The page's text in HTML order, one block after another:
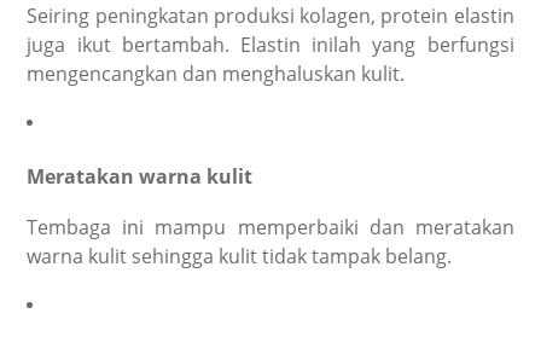
Seiring peningkatan produksi kolagen, protein elastin
juga ikut bertambah. Elastin inilah yang berfungsi
mengencangkan dan menghaluskan kulit.
Meratakan warna kulit
Tembaga ini mampu memperbaiki dan meratakan
warna kulit sehingga kulit tidak tampak belang.